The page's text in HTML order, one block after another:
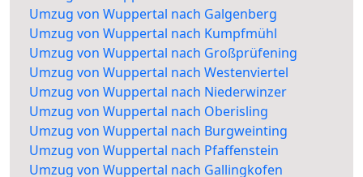
Umzug von Wuppertal nach Galgenberg
Umzug von Wuppertal nach Kumpfmühl
Umzug von Wuppertal nach Großprüfening
Umzug von Wuppertal nach Westenviertel
Umzug von Wuppertal nach Niederwinzer
Umzug von Wuppertal nach Oberisling
Umzug von Wuppertal nach Burgweinting
Umzug von Wuppertal nach Pfaffenstein
Umzug von Wuppertal nach Gallingkofen